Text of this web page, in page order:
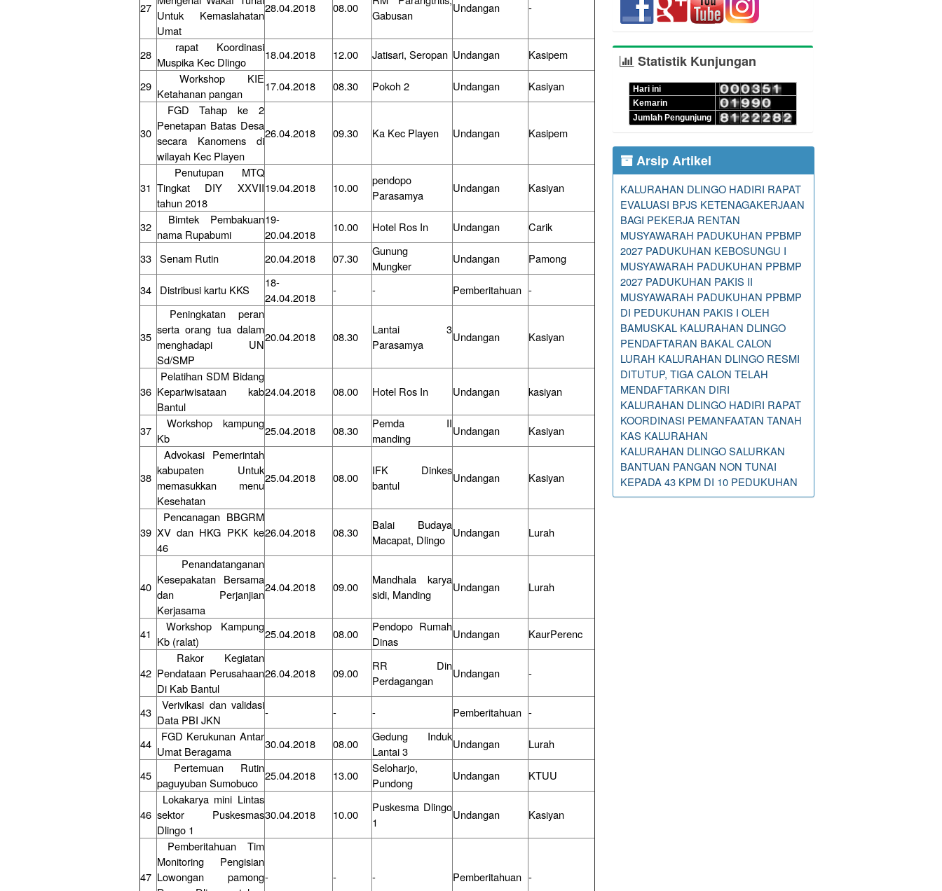
27
Untuk Kemaslahatan
Umat
28.04.2018 08.00
Gabusan
Undangan -
28
rapat Koordinasi
Muspika Kec Dlingo
18.04.2018 12.00 Jatisari, Seropan Undangan Kasipem
29
Workshop KIE
Ketahanan pangan
17.04.2018 08.30 Pokoh 2 Undangan Kasiyan
30
FGD Tahap ke 2
Penetapan Batas Desa
secara Kanomens di
wilayah Kec Playen
26.04.2018 09.30 Ka Kec Playen Undangan Kasipem
31
Penutupan MTQ
Tingkat DIY XXVII
tahun 2018
19.04.2018 10.00
pendopo
Parasamya
Undangan Kasiyan
32
Bimtek Pembakuan
nama Rupabumi
19-
20.04.2018
10.00 Hotel Ros In Undangan Carik
33 Senam Rutin 20.04.2018 07.30
Gunung
Mungker
Undangan Pamong
34 Distribusi kartu KKS
18-
24.04.2018
- - Pemberitahuan -
35
Peningkatan peran
serta orang tua dalam
menghadapi UN
Sd/SMP
20.04.2018 08.30
Lantai 3
Parasamya
Undangan Kasiyan
36
Pelatihan SDM Bidang
Kepariwisataan kab
Bantul
24.04.2018 08.00 Hotel Ros In Undangan kasiyan
37
Workshop kampung
Kb
25.04.2018 08.30
Pemda II
manding
Undangan Kasiyan
38
Advokasi Pemerintah
kabupaten Untuk
memasukkan menu
Kesehatan
25.04.2018 08.00
IFK Dinkes
bantul
Undangan Kasiyan
39
Pencanagan BBGRM
XV dan HKG PKK ke
46
26.04.2018 08.30
Balai Budaya
Macapat, Dlingo
Undangan Lurah
40
Penandatanganan
Kesepakatan Bersama
dan Perjanjian
Kerjasama
24.04.2018 09.00
Mandhala karya
sidi, Manding
Undangan Lurah
41
Workshop Kampung
Kb (ralat)
25.04.2018 08.00
Pendopo Rumah
Dinas
Undangan KaurPerenc
42
Rakor Kegiatan
Pendataan Perusahaan
Di Kab Bantul
26.04.2018 09.00
RR Din
Perdagangan
Undangan -
43
Verivikasi dan validasi
Data PBI JKN
- - - Pemberitahuan -
44
FGD Kerukunan Antar
Umat Beragama
30.04.2018 08.00
Gedung Induk
Lantai 3
Undangan Lurah
45
Pertemuan Rutin
paguyuban Sumobuco
25.04.2018 13.00
Seloharjo,
Pundong
Undangan KTUU
46
Lokakarya mini Lintas
sektor Puskesmas
Dlingo 1
30.04.2018 10.00
Puskesma Dlingo
1
Undangan Kasiyan
47
Pemberitahuan Tim
Monitoring Pengisian
Lowongan pamong- - - Pemberitahuan -
Statistik Kunjungan
Hari ini
Kemarin
Jumlah Pengunjung
Arsip Artikel
KALURAHAN DLINGO HADIRI RAPAT
EVALUASI BPJS KETENAGAKERJAAN
BAGI PEKERJA RENTAN
MUSYAWARAH PADUKUHAN PPBMP
2027 PADUKUHAN KEBOSUNGU I
MUSYAWARAH PADUKUHAN PPBMP
2027 PADUKUHAN PAKIS II
MUSYAWARAH PADUKUHAN PPBMP
DI PEDUKUHAN PAKIS I OLEH
BAMUSKAL KALURAHAN DLINGO
PENDAFTARAN BAKAL CALON
LURAH KALURAHAN DLINGO RESMI
DITUTUP, TIGA CALON TELAH
MENDAFTARKAN DIRI
KALURAHAN DLINGO HADIRI RAPAT
KOORDINASI PEMANFAATAN TANAH
KAS KALURAHAN
KALURAHAN DLINGO SALURKAN
BANTUAN PANGAN NON TUNAI
KEPADA 43 KPM DI 10 PEDUKUHAN